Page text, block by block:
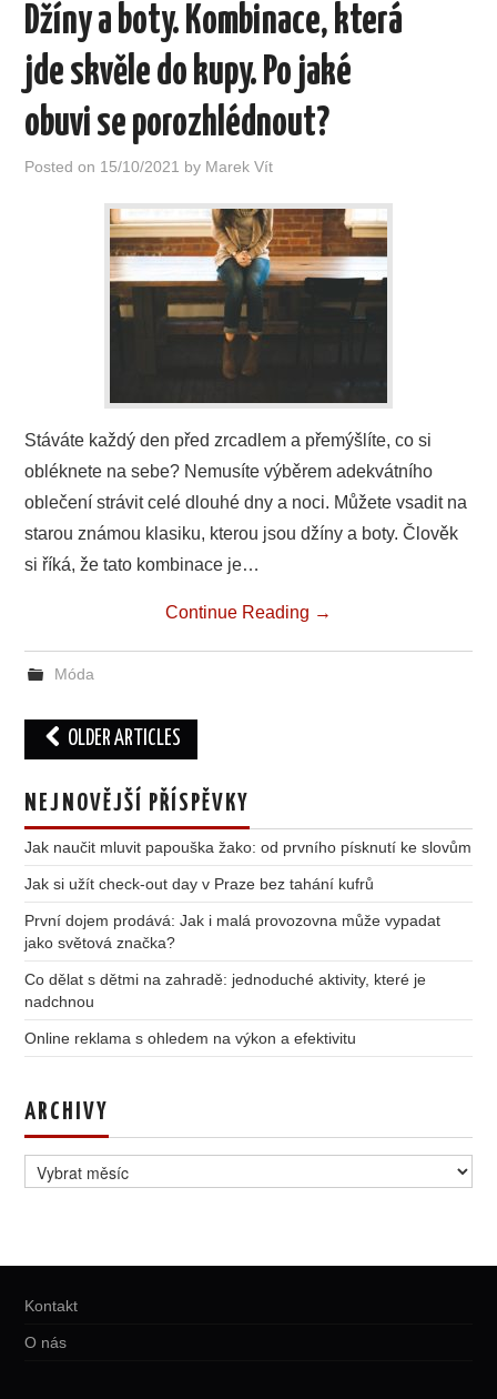
Džíny a boty. Kombinace, která
jde skvěle do kupy. Po jaké
obuvi se porozhlédnout?
Posted on 15/10/2021 by Marek Vít
Stáváte každý den před zrcadlem a přemýšlíte, co si
obléknete na sebe? Nemusíte výběrem adekvátního
oblečení strávit celé dlouhé dny a noci. Můžete vsadit na
starou známou klasiku, kterou jsou džíny a boty. Člověk
si říká, že tato kombinace je…
Continue Reading →
Móda
Post
navigation
OLDER ARTICLES
NEJNOVĚJŠÍ PŘÍSPĚVKY
Jak naučit mluvit papouška žako: od prvního písknutí ke slovům
Jak si užít check-out day v Praze bez tahání kufrů
První dojem prodává: Jak i malá provozovna může vypadat
jako světová značka?
Co dělat s dětmi na zahradě: jednoduché aktivity, které je
nadchnou
Online reklama s ohledem na výkon a efektivitu
ARCHIVY
Kontakt
O nás